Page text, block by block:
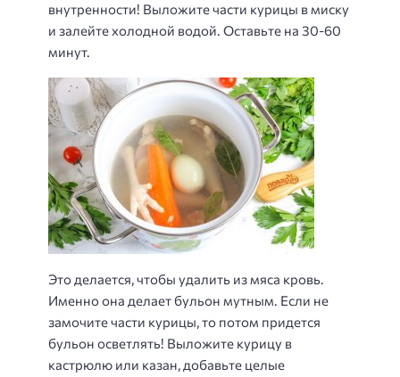
внутренности! Выложите части курицы в миску
и залейте холодной водой. Оставьте на 30-60
минут.
Это делается, чтобы удалить из мяса кровь.
Именно она делает бульон мутным. Если не
замочите части курицы, то потом придется
бульон осветлять! Выложите курицу в
кастрюлю или казан, добавьте целые